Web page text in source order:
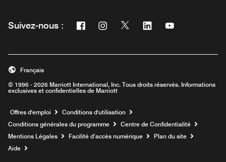
Suivez-nous : Facebook
Ouvre une nouvelle fenêtre
Instagram
Ouvre une nouvelle fenêtre
Twitter
Ouvre une nouvelle fenêtre
Linkedin
Ouvre une nouvelle
Ouvre une
© 1996 - 2026 Marriott International, Inc. Tous droits réservés. Informations
exclusives et confidentielles de Marriott
Français
Offres d'emploi Ouvre une nouvelle fenêtre
Conditions d'utilisation
Conditions générales du programme
Centre de Confidentialité
Mentions Légales
Facilité d’accès numérique
Plan du site
Aide